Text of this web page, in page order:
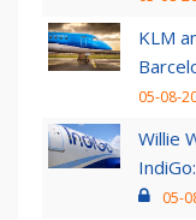
KLM
05-08-
Willie
05-